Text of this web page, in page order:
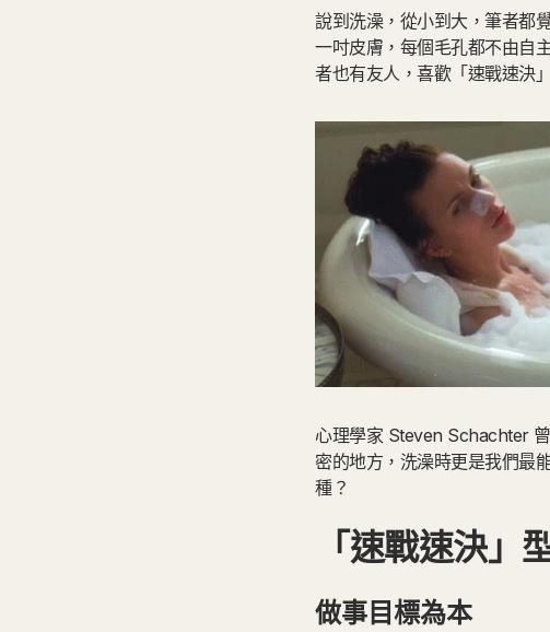
說到洗澡，從小到大，筆者都
一吋皮膚，每個毛孔都不由自
者也有友人，喜歡「速戰速決
心理學家 Steven Schachter
密的地方，洗澡時更是我們最
種？
「速戰速決」
做事目標為本